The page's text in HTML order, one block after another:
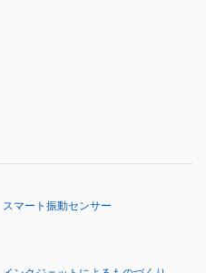
スマート振動センサー